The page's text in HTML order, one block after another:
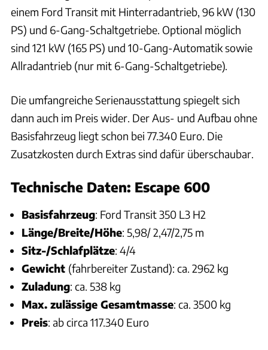
einem Ford Transit mit Hinterradantrieb, 96 kW (130
PS) und 6-Gang-Schaltgetriebe. Optional möglich
sind 121 kW (165 PS) und 10-Gang-Automatik sowie
Allradantrieb (nur mit 6-Gang-Schaltgetriebe).
Die umfangreiche Serienausstattung spiegelt sich
dann auch im Preis wider. Der Aus- und Aufbau ohne
Basisfahrzeug liegt schon bei 77.340 Euro. Die
Zusatzkosten durch Extras sind dafür überschaubar.
Technische Daten: Escape 600
Basisfahrzeug: Ford Transit 350 L3 H2
Länge/Breite/Höhe: 5,98/ 2,47/2,75 m
Sitz-/Schlafplätze: 4/4
Gewicht (fahrbereiter Zustand): ca. 2962 kg
Zuladung: ca. 538 kg
Max. zulässige Gesamtmasse: ca. 3500 kg
Preis: ab circa 117.340 Euro